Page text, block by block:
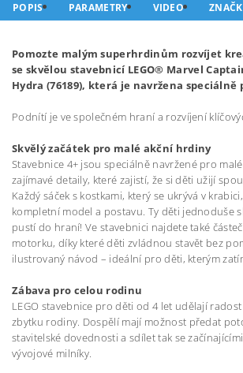
POPIS PARAMETRY VIDEO
Pomozte malým superhrdinům rozvíjet
se skvělou stavebnicí LEGO® Marvel
Hydra (76189), která je navržena speciálně
Podnítí je ve společném hraní a rozvíjení
Skvělý začátek pro malé akční hrdiny
Stavebnice 4+ jsou speciálně navržené pro
zajímavé detaily, které zajistí, že si děti užijí
Každý sáček s kostkami, který se ukrývá v
kompletní model a postavu. Ty děti jednoduše
pustí do hraní! Ve stavebnici najdete také
motorku, díky které děti zvládnou stavět bez
ilustrovaný návod – ideální pro děti, kterým
Zábava pro celou rodinu
LEGO stavebnice pro děti od 4 let udělají
zbytku rodiny. Dospělí mají možnost předat
stavitelské dovednosti a sdílet tak se
vývojové milníky.